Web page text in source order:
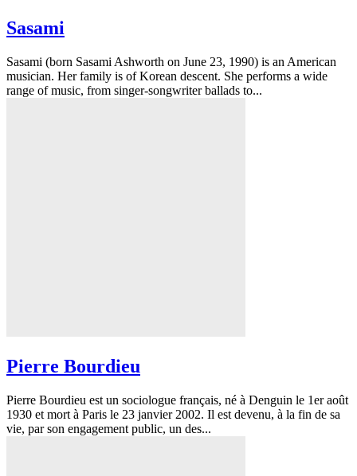
Sasami
Sasami (born Sasami Ashworth on June 23, 1990) is an American
musician. Her family is of Korean descent. She performs a wide
range of music, from singer-songwriter ballads to...
Pierre Bourdieu
Pierre Bourdieu est un sociologue français, né à Denguin le 1er août
1930 et mort à Paris le 23 janvier 2002. Il est devenu, à la fin de sa
vie, par son engagement public, un des...